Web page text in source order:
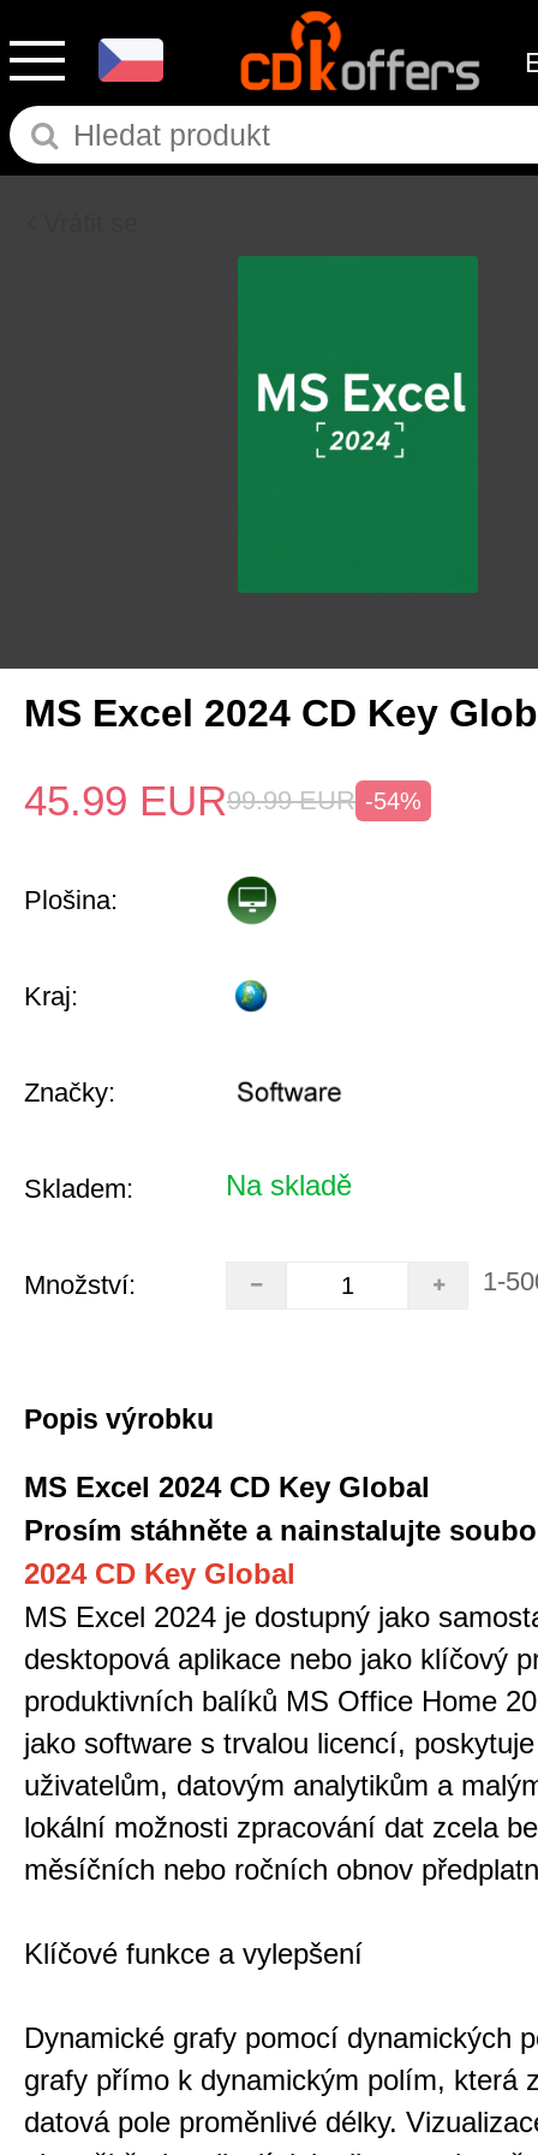
MS Excel 2024 CD Key
45.99 EUR99.99 EUR -54%
Plošina:
Kraj:
Značky:
Skladem: Na skladě
Množství: 1-
Popis výrobku
MS Excel 2024 CD Key Global
Prosím stáhněte a nainstalujte
2024 CD Key Global
MS Excel 2024 je dostupný jako
desktopová aplikace nebo jako klíčový
produktivních balíků MS Office Home
jako software s trvalou licencí,
uživatelům, datovým analytikům a
lokální možnosti zpracování dat zcela
měsíčních nebo ročních obnov
Klíčové funkce a vylepšení
Dynamické grafy pomocí dynamických
grafy přímo k dynamickým polím, která
datová pole proměnlivé délky.